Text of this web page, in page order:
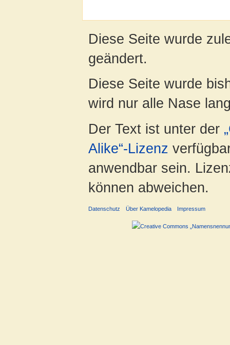
Diese Seite wurde
geändert.
Diese Seite wurde
wird nur alle Nase
Der Text ist unter der
Alike“-Lizenz
anwendbar sein.
können abweichen.
Datenschutz Über Kamelopedia Impressum